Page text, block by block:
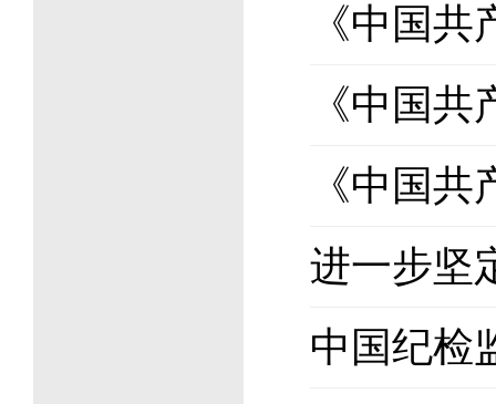
《中国
《中国
《中国
进一步坚
中国纪检